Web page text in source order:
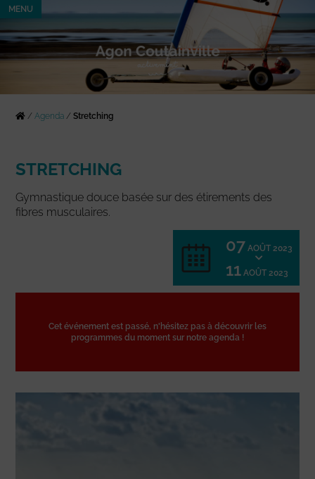
MENU
/Agenda /Stretching
STRETCHING
Gymnastique douce basée sur des étirements des
fibres musculaires.
07 AOÛT 2023
11 AOÛT 2023
Cet événement est passé, n'hésitez pas à découvrir les
programmes du moment sur notre agenda !